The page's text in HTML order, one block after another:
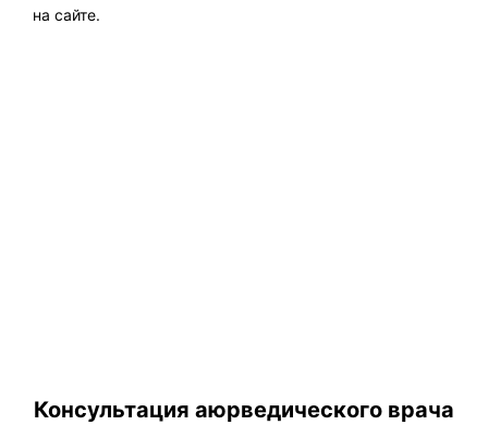
на сайте.
Консультация аюрведического врача